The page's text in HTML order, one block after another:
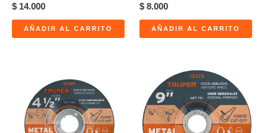
$ 14.000
AÑADIR AL CARRITO
$ 8.000
AÑADIR AL CARRITO